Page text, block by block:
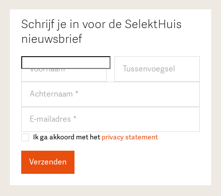
Schrijf je in voor de SelektHuis
nieuwsbrief
Ik ga akkoord met het privacy statement